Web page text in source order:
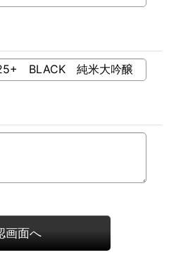
画面へ